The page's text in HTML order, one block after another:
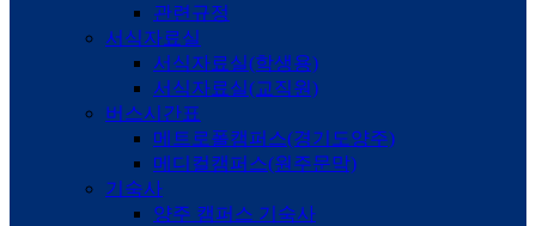
관련규정
서식자료실
서식자료실(학생용)
서식자료실(교직원)
버스시간표
메트로폴캠퍼스(경기도양주)
메디컬캠퍼스(원주문막)
기숙사
양주 캠퍼스 기숙사